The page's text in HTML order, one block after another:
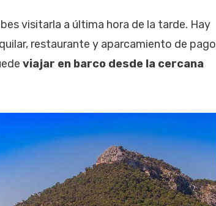
visitarla a última hora de la tarde. Hay
restaurante y aparcamiento de pago
viajar en barco desde la cercana